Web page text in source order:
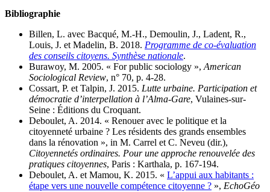
Bibliographie
Billen, L. avec Bacqué, M.-H., Demoulin, J., Ladent, R.,
Louis, J. et Madelin, B. 2018. Programme de co-évaluation
des conseils citoyens. Synthèse nationale.
Burawoy, M. 2005. « For public sociology », American
Sociological Review, n° 70, p. 4-28.
Cossart, P. et Talpin, J. 2015. Lutte urbaine. Participation et
démocratie d’interpellation à l’Alma-Gare, Vulaines-sur-
Seine : Éditions du Croquant.
Deboulet, A. 2014. « Renouer avec le politique et la
citoyenneté urbaine ? Les résidents des grands ensembles
dans la rénovation », in M. Carrel et C. Neveu (dir.),
Citoyennetés ordinaires. Pour une approche renouvelée des
pratiques citoyennes, Paris : Karthala, p. 167-194.
Deboulet, A. et Mamou, K. 2015. « L’appui aux habitants :
étape vers une nouvelle compétence citoyenne ? », EchoGéo